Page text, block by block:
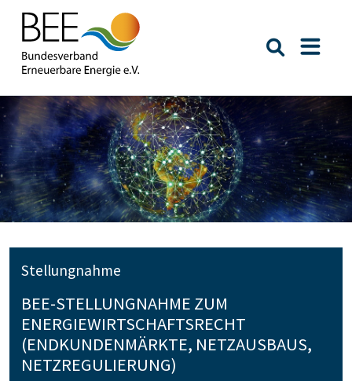
Suche
Stellungnahme
BEE-STELLUNGNAHME ZUM
ENERGIEWIRTSCHAFTSRECHT
(ENDKUNDENMÄRKTE, NETZAUSBAUS,
NETZREGULIERUNG)